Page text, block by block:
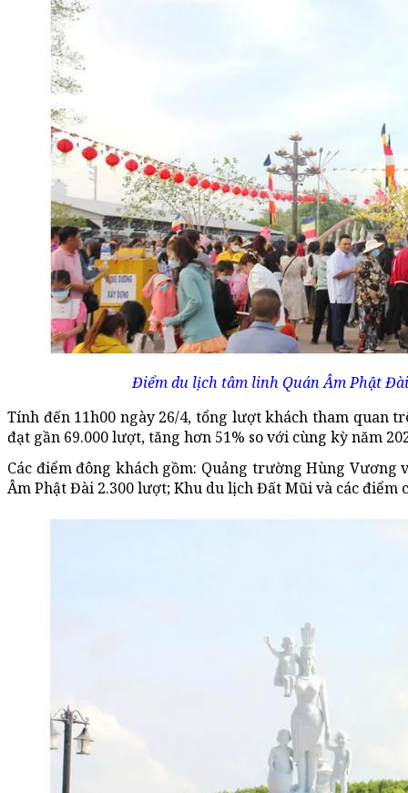
Điểm du lịch tâm linh Quán Âm Phật
Tính đến 11h00 ngày 26/4, tổng lượt khách tham quan
đạt gần 69.000 lượt, tăng hơn 51% so với cùng kỳ năm
Các điểm đông khách gồm: Quảng trường Hùng
Âm Phật Đài 2.300 lượt; Khu du lịch Đất Mũi và các điểm